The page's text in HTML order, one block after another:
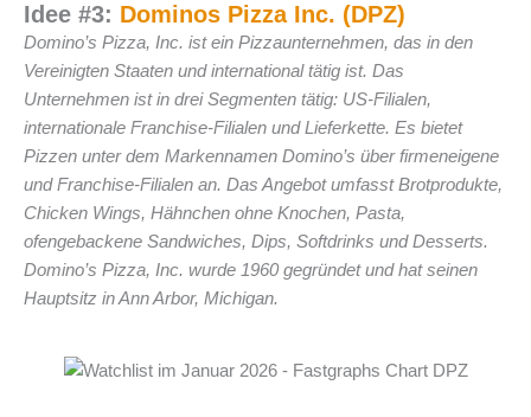
Idee #3: Dominos Pizza Inc. (DPZ)
Domino’s Pizza, Inc. ist ein Pizzaunternehmen, das in den
Vereinigten Staaten und international tätig ist. Das
Unternehmen ist in drei Segmenten tätig: US-Filialen,
internationale Franchise-Filialen und Lieferkette. Es bietet
Pizzen unter dem Markennamen Domino’s über firmeneigene
und Franchise-Filialen an. Das Angebot umfasst Brotprodukte,
Chicken Wings, Hähnchen ohne Knochen, Pasta,
ofengebackene Sandwiches, Dips, Softdrinks und Desserts.
Domino’s Pizza, Inc. wurde 1960 gegründet und hat seinen
Hauptsitz in Ann Arbor, Michigan.